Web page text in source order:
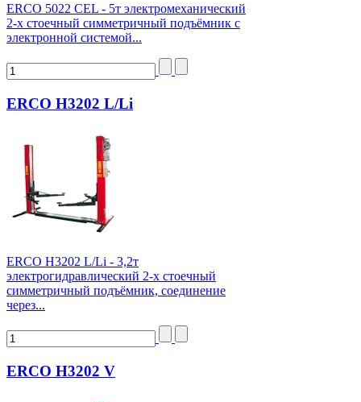
ERCO 5022 CEL - 5т электромеханический
2-х стоечный симметричный подъёмник с
электронной системой...
ERCO H3202 L/Li
ERCO H3202 L/Li - 3,2т
электрогидравлический 2-х стоечный
симметричный подъёмник, соединение
через...
ERCO H3202 V